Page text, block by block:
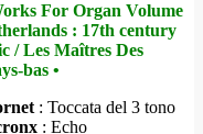
For Organ Volume
: 17th century
/ Les Maîtres Des
bas •
: Toccata del 3 tono
: Echo